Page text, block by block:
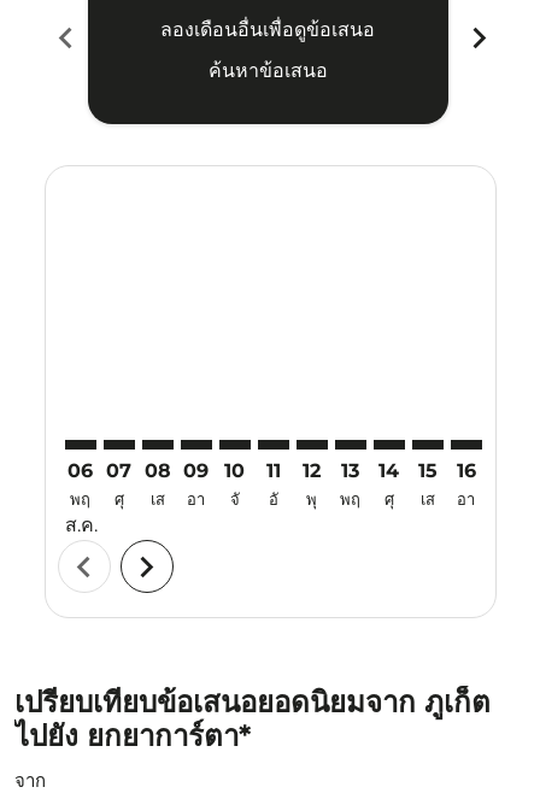
chevron_left
ลองเดือนอื่นเพื่อดูข้อเสนอ
ค้นหาข้อเสนอ
chevron_right
06
พฤ
ส.ค.
07
ศุ
08
เส
09
อา
10
จั
11
อั
12
พุ
13
พฤ
14
ศุ
15
เส
16
อา
chevron_left chevron_right
เปรียบเทียบข้อเสนอยอดนิยมจาก ภูเก็ต
ไปยัง ยกยาการ์ตา*
จาก